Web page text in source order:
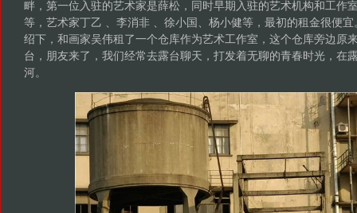
畔，第一位入驻的艺术家是薛松，同时早期入驻的艺术机构和工作
等，艺术家丁乙 、李消非 、徐小国、杨小健等，最初的租金很便宜
绍下，和画家吴伟租了一个仓库作为艺术工作室，这个仓库旁边原
台，朋友来了，我们经常去露台聊天，打发着无聊的青春时光，在
河。